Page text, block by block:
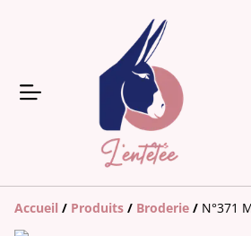
Accueil / Produits / Broderie / N°371